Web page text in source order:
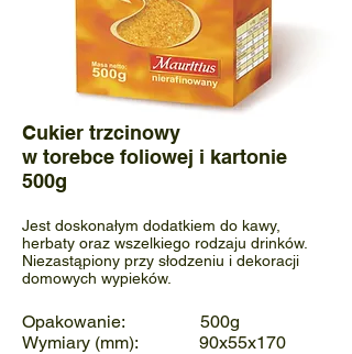
Cukier trzcinowy
w torebce foliowej i kartonie
500g
Jest doskonałym dodatkiem do kawy,
herbaty oraz wszelkiego rodzaju drinków.
Niezastąpiony przy słodzeniu i dekoracji
domowych wypieków.
Opakowanie: 500g
Wymiary (mm): 90x55x170